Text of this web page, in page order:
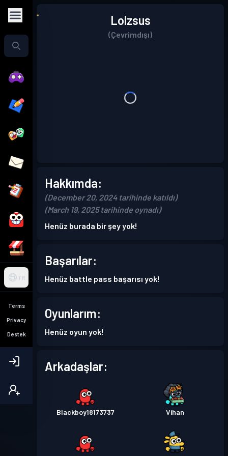
TR
Terms
Privacy
Destek
Lolzsus
(Çevrimdışı)
Hakkımda:
(December 20, 2024 tarihinde katıldı)
(March 19, 2025 tarihinde oynadı)
Henüz burada bir şey yok!
Başarılar:
Henüz battle pass başarısı yok!
Oyunlarım:
Henüz oyun yok!
Arkadaşlar:
Blackboy18173737 Vihan